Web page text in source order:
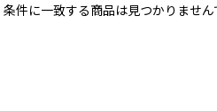
条件に一致する商品は見つかりませ